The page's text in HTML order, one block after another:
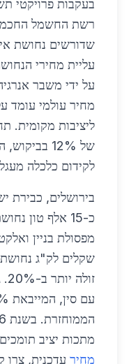
בעקבות פרויקטי
רשת החשמל
שדורשים נחושת
עליית מחירי
על ידי משבר
של 12%
לקידום כלכלה
בירושלים, כבירת
כ-15 אלף טון
שקלים לק"ג
מתכות יציב
מחיר עדכנית, צרו